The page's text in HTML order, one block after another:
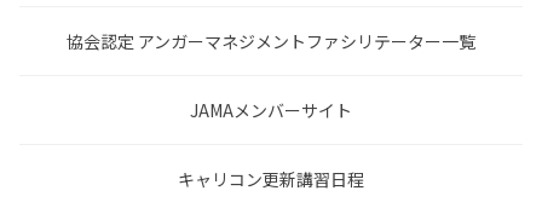
協会認定 アンガーマネジメントファシリテーター一覧
JAMAメンバーサイト
キャリコン更新講習日程